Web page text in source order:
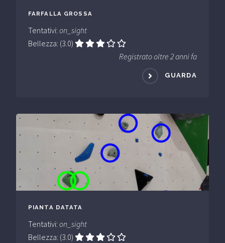
FARFALLA GROSSA
Tentativi: on_sight
Bellezza: (3.0)
Registrato oltre 2 anni fa
GUARDA
PIANTA DATATA
Tentativi: on_sight
Bellezza: (3.0)